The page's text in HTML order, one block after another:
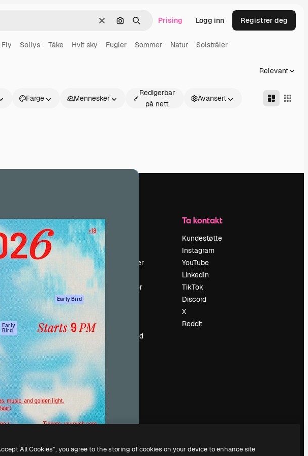
Slett Søk etter bilde
Søk Prising Logg inn Registrer deg
Fly Sollys Tåke Hvit sky Fugler Sommer Natur Solstråler
Relevant
Farge Mennesker
Redigerbar
på nett
Avansert
Early
Bird
Kom i gang
Academy
Dokumentasjon
Support
Vilkår for bruk
Personvernerklæring
Originaler Early Bird
Retningslinjer for
informasjonskapsler
Tillitssenter
Affiliates
For bedrifter
Selskap
Om oss
Anmeldelser
Søketrender
Selg innhold
Ta kontakt
Kundestøtte
Instagram
YouTube
LinkedIn
TikTok
Discord
X
Reddit
.
All Cookies”, you agree to the storing of cookies on your device to enhance site